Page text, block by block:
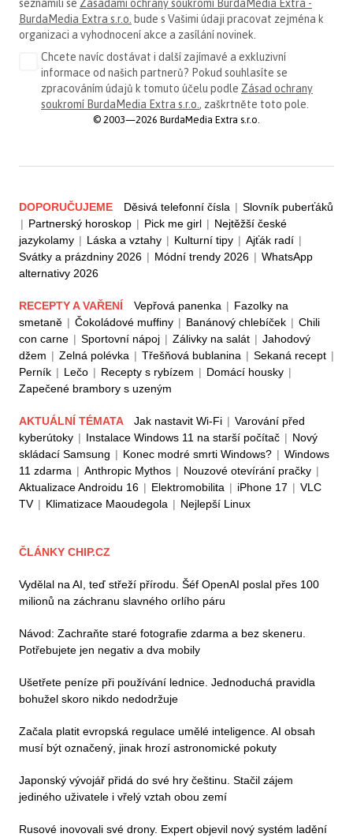
seznámili se Zásadami ochrany soukromí BurdaMedia Extra -
BurdaMedia Extra s.r.o. bude s Vašimi údaji pracovat zejména k
organizaci a vyhodnocení akce a zasílání novinek.
Chcete navíc dostávat i další zajímavé a exkluzivní
informace od našich partnerů? Pokud souhlasíte se
zpracováním údajů k tomuto účelu podle Zásad ochrany
soukromí BurdaMedia Extra s.r.o., zaškrtněte toto pole.
© 2003—2026 BurdaMedia Extra s.r.o.
DOPORUČUJEME Děsivá telefonní čísla | Slovník puberťáků
| Partnerský horoskop | Pick me girl | Nejtěžší české
jazykolamy | Láska a vztahy | Kulturní tipy | Ajťák radí |
Svátky a prázdniny 2026 | Módní trendy 2026 | WhatsApp
alternativy 2026
RECEPTY A VAŘENÍ Vepřová panenka | Fazolky na
smetaně | Čokoládové muffiny | Banánový chlebíček | Chili
con carne | Sportovní nápoj | Zálivky na salát | Jahodový
džem | Zelná polévka | Třešňová bublanina | Sekaná recept |
Perník | Lečo | Recepty s rybízem | Domácí housky |
Zapečené brambory s uzeným
AKTUÁLNÍ TÉMATA Jak nastavit Wi-Fi | Varování před
kyberútoky | Instalace Windows 11 na starší počítač | Nový
skládací Samsung | Konec modré smrti Windows? | Windows
11 zdarma | Anthropic Mythos | Nouzové otevírání pračky |
Aktualizace Androidu 16 | Elektromobilita | iPhone 17 | VLC
TV | Klimatizace Maoudegola | Nejlepší Linux
ČLÁNKY CHIP.CZ
Vydělal na AI, teď střeží přírodu. Šéf OpenAI poslal přes 100
milionů na záchranu slavného orlího páru
Návod: Zachraňte staré fotografie zdarma a bez skeneru.
Potřebujete jen negativ a dva mobily
Ušetřete peníze při používání lednice. Jednoduchá pravidla
bohužel skoro nikdo nedodržuje
Začala platit evropská regulace umělé inteligence. AI obsah
musí být označený, jinak hrozí astronomické pokuty
Japonský vývojář přidá do své hry češtinu. Stačil zájem
jediného uživatele i vřelý vztah obou zemí
Rusové inovovali své drony. Expert objevil nový systém ladění